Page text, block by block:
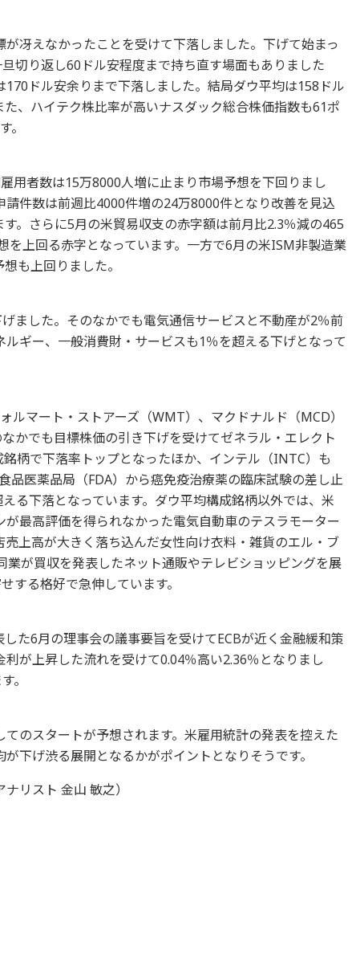
冴えなかったことを受けて下落しました。下げて始まっ
切り返し60ドル安程度まで持ち直す場面もありました
ドル安余りまで下落しました。結局ダウ平均は158ドル
、ハイテク株比率が高いナスダック総合株価指数も61ポ
。
用者数は15万8000人増に止まり市場予想を下回りまし
件数は前週比4000件増の24万8000件となり改善を見込
。さらに5月の米貿易収支の赤字額は前月比2.3％減の465
上回る赤字となっています。一方で6月の米ISM非製造業
も上回りました。
ました。そのなかでも電気通信サービスと不動産が2％前
ギー、一般消費財・サービスも1％を超える下げとなって
ルマート・ストアーズ（WMT）、マクドナルド（MCD）
かでも目標株価の引き下げを受けてゼネラル・エレクト
柄で下落率トップとなったほか、インテル（INTC）も
品医薬品局（FDA）から癌免疫治療薬の臨床試験の差し止
る下落となっています。ダウ平均構成銘柄以外では、米
最高評価を得られなかった電気自動車のテスラモーター
上高が大きく落ち込んだ女性向け衣料・雑貨のエル・ブ
業が買収を発表したネット通販やテレビショッピングを展
する格好で急伸しています。
た6月の理事会の議事要旨を受けてECBが近く金融緩和策
が上昇した流れを受けて0.04％高い2.36％となりまし
。
のスタートが予想されます。米雇用統計の発表を控えた
下げ渋る展開となるかがポイントとなりそうです。
リスト 金山 敏之）